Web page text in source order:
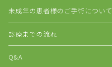
未成年の患者様のご手術について
診療までの流れ
Q&A